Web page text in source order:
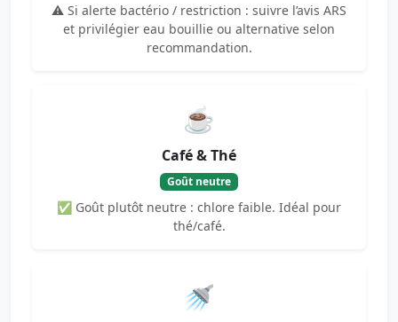
⚠️ Si alerte bactério / restriction : suivre l’avis ARS
et privilégier eau bouillie ou alternative selon
recommandation.
☕
Café & Thé
Goût neutre
✅ Goût plutôt neutre : chlore faible. Idéal pour
thé/café.
🚿